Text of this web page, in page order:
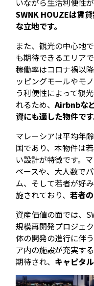
いながら生活利便性
SWNK HOUZEは賃
な立地です。
また、観光の中心地
も期待できるエリア
稼働率はコロナ禍以
ッピングモールやモ
う利便性によって観
れるため、Airbnbな
資にも適した物件です
マレーシアは平均年
国であり、本物件は
い設計が特徴です。
ペースや、大人数で
ム、そして若者が好
施されており、 若者
資産価値の面では、
規模再開発プロジェ
体の開発の進行に伴
ア内の施設が充実す
期待され、 キャピタ